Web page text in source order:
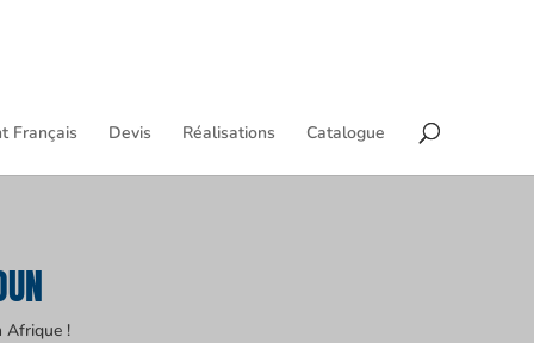
Français Devis Réalisations Catalogue
Afrique !